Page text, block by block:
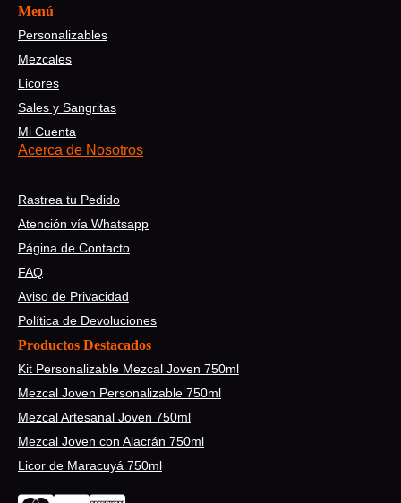
Menú
Personalizables
Mezcales
Licores
Sales y Sangritas
Mi Cuenta
Acerca de Nosotros
Rastrea tu Pedido
Atención vía Whatsapp
Página de Contacto
FAQ
Aviso de Privacidad
Política de Devoluciones
Productos Destacados
Kit Personalizable Mezcal Joven 750ml
Mezcal Joven Personalizable 750ml
Mezcal Artesanal Joven 750ml
Mezcal Joven con Alacrán 750ml
Licor de Maracuyá 750ml